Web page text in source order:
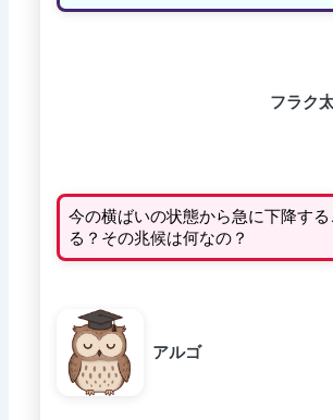
フラク
今の横ばいの状態から急に下降す
る？その兆候は何なの？
アルゴ